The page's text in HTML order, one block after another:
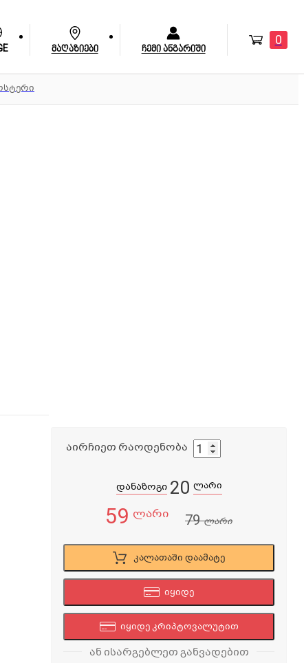
მაღაზიები ჩემი ანგარიში
0
აირჩიეთ რაოდენობა
დანაზოგი 20 ლარი
59 ლარი 79ლარი
კალათაში დაამატე
იყიდე
იყიდე კრიპტოვალუტით
ან ისარგებლეთ განვადებით